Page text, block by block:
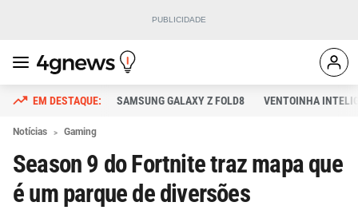
SAMSUNG GALAXY Z FOLD8 VENTOINHA
Notícias Gaming
Season 9 do Fortnite traz mapa que
é um parque de diversões